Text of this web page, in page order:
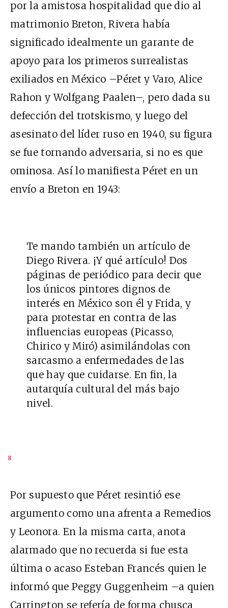
por la amistosa hospitalidad que dio al
matrimonio Breton, Rivera había
significado idealmente un garante de
apoyo para los primeros surrealistas
exiliados en México –Péret y Varo, Alice
Rahon y Wolfgang Paalen–, pero dada su
defección del trotskismo, y luego del
asesinato del líder ruso en 1940, su figura
se fue tornando adversaria, si no es que
ominosa. Así lo manifiesta Péret en un
envío a Breton en 1943:
Te mando también un artículo de
Diego Rivera. ¡Y qué artículo! Dos
páginas de periódico para decir que
los únicos pintores dignos de
interés en México son él y Frida, y
para protestar en contra de las
influencias europeas (Picasso,
Chirico y Miró) asimilándolas con
sarcasmo a enfermedades de las
que hay que cuidarse. En fin, la
autarquía cultural del más bajo
nivel.
8
Por supuesto que Péret resintió ese
argumento como una afrenta a Remedios
y Leonora. En la misma carta, anota
alarmado que no recuerda si fue esta
última o acaso Esteban Francés quien le
informó que Peggy Guggenheim –a quien
Carrington se refería de forma chusca